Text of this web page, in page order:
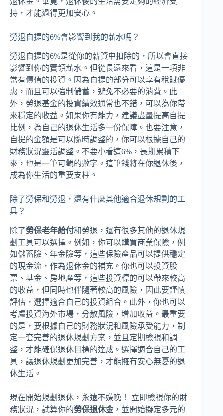
持，才能過得更加安心。
勞退自提的6%會影響到我的薪水嗎？
勞退自提的6%是從你的薪資中扣除的，所以會直接
影響到你的實領薪水。但從長遠來看，這是一項非
常有價值的投資。因為自提的部分可以享有稅賦優
惠，而且可以強制儲蓄，避免不必要的消費。此
外，勞退基金的投資績效通常也不錯，可以為你帶
來穩定的收益。如果你有能力，建議盡量提高自提
比例，為自己的退休生活多一份保障。也要注意，
自提的金額是可以隨時調整的，你可以根據自己的
財務狀況靈活調整。不要小看這6%，長期累積下
來，也是一筆可觀的數字。這筆錢將在你退休後，
成為你生活的重要支柱。
除了勞保和勞退，還有什麼其他適合退休規劃的工
具？
除了勞保老年給付和勞退，還有很多其他的退休規
劃工具可以選擇。例如，你可以購買商業保險，例
如儲蓄險、年金險等，這些保險產品可以提供穩定
的現金流，作為退休金的補充。你也可以投資股
票、基金、房地產等，這些投資標的可以帶來較高
的收益，但同時也伴隨著較高的風險，因此要謹慎
評估，選擇適合自己的投資組合。此外，你也可以
考慮投資海外市場，分散風險，增加收益。最重要
的是，要根據自己的財務狀況和風險承受能力，制
定一套完善的退休規劃方案，並且定期檢視和調
整，才能確保退休目標的達成。選擇適合自己的工
具，讓退休規劃更加完善，才能擁有安心無憂的退
休生活。
現在開始規劃退休，永遠不嫌晚！ 立即檢視你的財
務狀況，試算你的勞保退休金 ，並開始擬定多元的